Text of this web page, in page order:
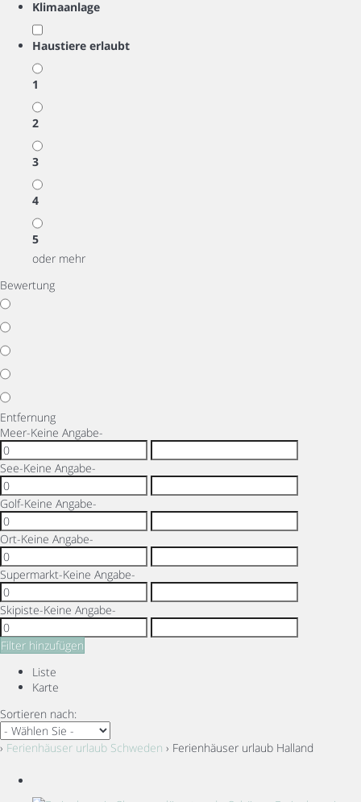
Klimaanlage
Haustiere erlaubt
1
2
3
4
5
oder mehr
Bewertung
Entfernung
Meer-Keine Angabe-
See-Keine Angabe-
Golf-Keine Angabe-
Ort-Keine Angabe-
Supermarkt-Keine Angabe-
Skipiste-Keine Angabe-
Filter hinzufügen
Liste
Karte
Sortieren nach:
› Ferienhäuser urlaub Schweden › Ferienhäuser urlaub Halland